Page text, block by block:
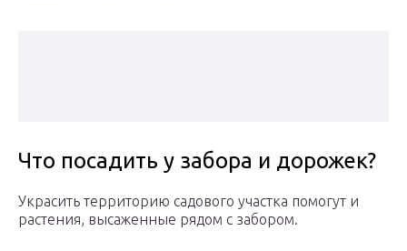
Что посадить у забора и дорожек?
Украсить территорию садового участка помогут и
растения, высаженные рядом с забором.